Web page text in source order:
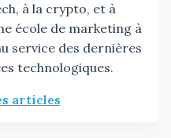
à la crypto, et à
école de marketing à
service des dernières
technologiques.
articles